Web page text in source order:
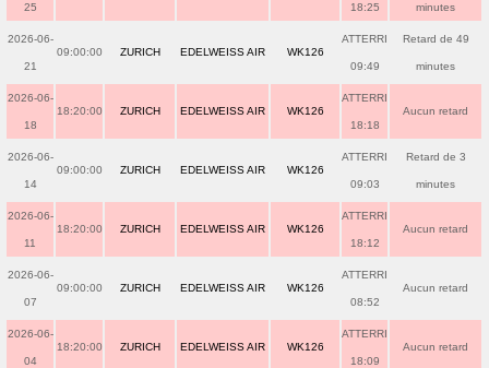
25 18:25 minutes
2026-06-
21
09:00:00 ZURICH EDELWEISS AIR WK126
ATTERRI
09:49
Retard de 49
minutes
2026-06-
18
18:20:00 ZURICH EDELWEISS AIR WK126
ATTERRI
18:18
Aucun retard
2026-06-
14
09:00:00 ZURICH EDELWEISS AIR WK126
ATTERRI
09:03
Retard de 3
minutes
2026-06-
11
18:20:00 ZURICH EDELWEISS AIR WK126
ATTERRI
18:12
Aucun retard
2026-06-
07
09:00:00 ZURICH EDELWEISS AIR WK126
ATTERRI
08:52
Aucun retard
2026-06-
04
18:20:00 ZURICH EDELWEISS AIR WK126
ATTERRI
18:09
Aucun retard